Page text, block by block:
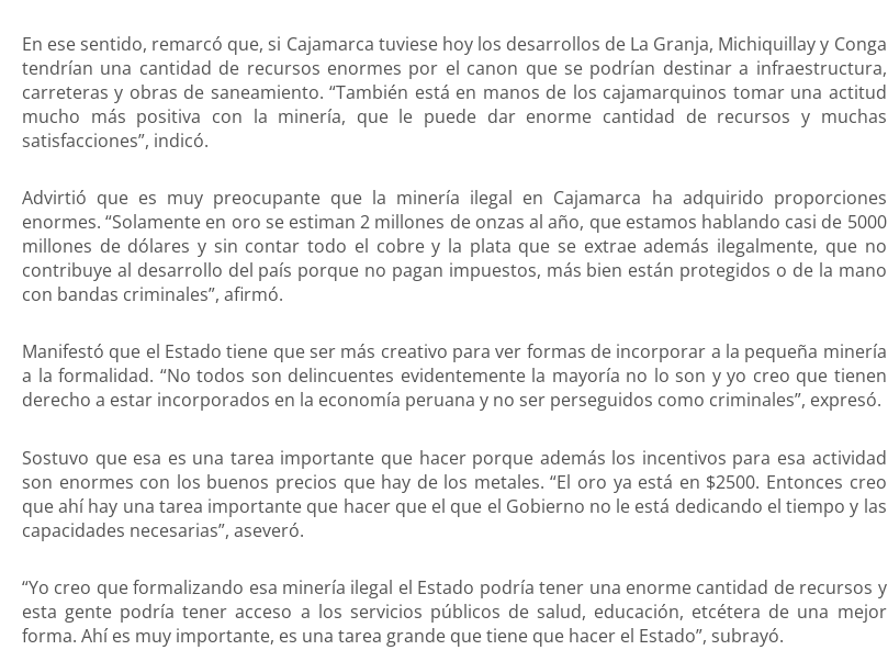
En ese sentido, remarcó que, si Cajamarca tuviese hoy los desarrollos de La Granja, Michiquillay y Conga
tendrían una cantidad de recursos enormes por el canon que se podrían destinar a infraestructura,
carreteras y obras de saneamiento. “También está en manos de los cajamarquinos tomar una actitud
mucho más positiva con la minería, que le puede dar enorme cantidad de recursos y muchas
satisfacciones”, indicó.
Advirtió que es muy preocupante que la minería ilegal en Cajamarca ha adquirido proporciones
enormes. “Solamente en oro se estiman 2 millones de onzas al año, que estamos hablando casi de 5000
millones de dólares y sin contar todo el cobre y la plata que se extrae además ilegalmente, que no
contribuye al desarrollo del país porque no pagan impuestos, más bien están protegidos o de la mano
con bandas criminales”, afirmó.
Manifestó que el Estado tiene que ser más creativo para ver formas de incorporar a la pequeña minería
a la formalidad. “No todos son delincuentes evidentemente la mayoría no lo son y yo creo que tienen
derecho a estar incorporados en la economía peruana y no ser perseguidos como criminales”, expresó.
Sostuvo que esa es una tarea importante que hacer porque además los incentivos para esa actividad
son enormes con los buenos precios que hay de los metales. “El oro ya está en $2500. Entonces creo
que ahí hay una tarea importante que hacer que el que el Gobierno no le está dedicando el tiempo y las
capacidades necesarias”, aseveró.
“Yo creo que formalizando esa minería ilegal el Estado podría tener una enorme cantidad de recursos y
esta gente podría tener acceso a los servicios públicos de salud, educación, etcétera de una mejor
forma. Ahí es muy importante, es una tarea grande que tiene que hacer el Estado”, subrayó.